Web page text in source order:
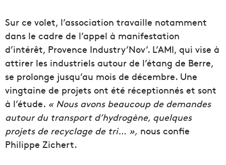
Sur ce volet, l’association travaille notamment
dans le cadre de l’appel à manifestation
d’intérêt, Provence Industry’Nov’. L’AMI, qui vise à
attirer les industriels autour de l’étang de Berre,
se prolonge jusqu’au mois de décembre. Une
vingtaine de projets ont été réceptionnés et sont
à l’étude. « Nous avons beaucoup de demandes
autour du transport d’hydrogène, quelques
projets de recyclage de tri… », nous confie
Philippe Zichert.